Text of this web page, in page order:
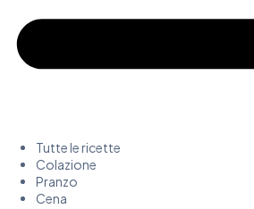
Tutte le ricette
Colazione
Pranzo
Cena